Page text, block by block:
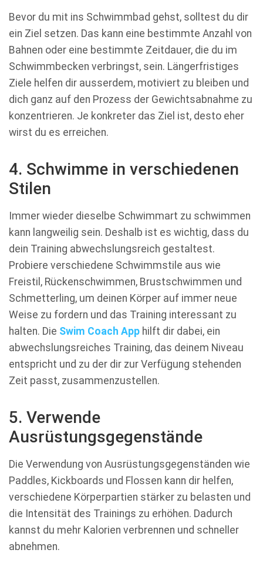
Bevor du mit ins Schwimmbad gehst, solltest du dir
ein Ziel setzen. Das kann eine bestimmte Anzahl von
Bahnen oder eine bestimmte Zeitdauer, die du im
Schwimmbecken verbringst, sein. Längerfristiges
Ziele helfen dir ausserdem, motiviert zu bleiben und
dich ganz auf den Prozess der Gewichtsabnahme zu
konzentrieren. Je konkreter das Ziel ist, desto eher
wirst du es erreichen.
4. Schwimme in verschiedenen
Stilen
Immer wieder dieselbe Schwimmart zu schwimmen
kann langweilig sein. Deshalb ist es wichtig, dass du
dein Training abwechslungsreich gestaltest.
Probiere verschiedene Schwimmstile aus wie
Freistil, Rückenschwimmen, Brustschwimmen und
Schmetterling, um deinen Körper auf immer neue
Weise zu fordern und das Training interessant zu
halten. Die Swim Coach App hilft dir dabei, ein
abwechslungsreiches Training, das deinem Niveau
entspricht und zu der dir zur Verfügung stehenden
Zeit passt, zusammenzustellen.
5. Verwende
Ausrüstungsgegenstände
Die Verwendung von Ausrüstungsgegenständen wie
Paddles, Kickboards und Flossen kann dir helfen,
verschiedene Körperpartien stärker zu belasten und
die Intensität des Trainings zu erhöhen. Dadurch
kannst du mehr Kalorien verbrennen und schneller
abnehmen.